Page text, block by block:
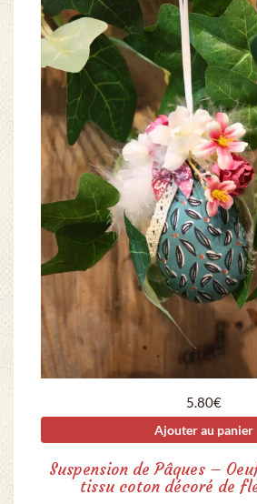
5.80€
Ajouter au panier
Suspension de Pâques –
tissu coton décoré de